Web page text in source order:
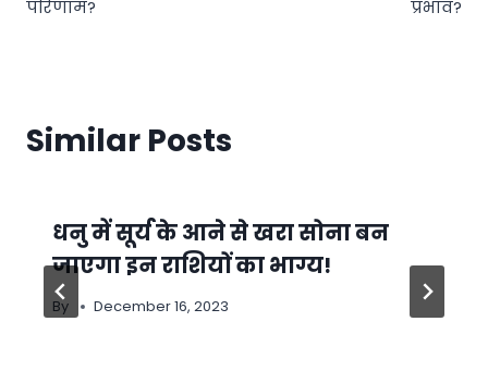
परिणाम?
प्रभाव?
Similar Posts
धनु में सूर्य के आने से खरा सोना बन
जाएगा इन राशियों का भाग्य!
By December 16, 2023